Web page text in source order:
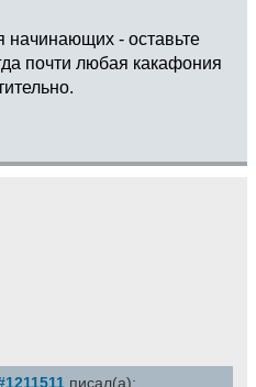
- оставьте
почти любая какафония
писал(а):